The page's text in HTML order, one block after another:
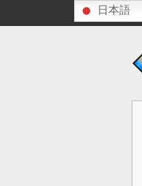
日本語